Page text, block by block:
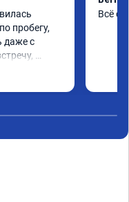
пробегу,
даже с
как
Всё